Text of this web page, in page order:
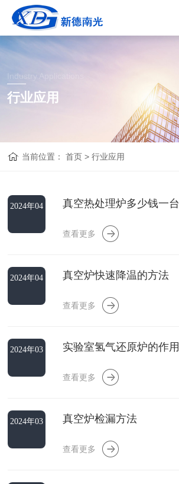
Industry Applications
行业应用
当前位置：首页 >行业应用
2024年04
真空热处理炉多少钱一台
查看更多
2024年04
真空炉快速降温的方法
查看更多
2024年03
实验室氢气还原炉的作用
查看更多
2024年03
真空炉检漏方法
查看更多